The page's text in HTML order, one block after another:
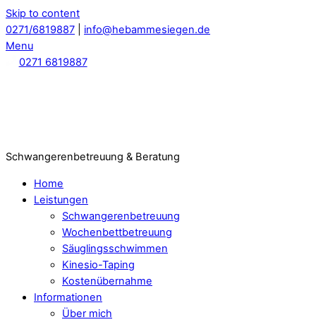
Skip to content
0271/6819887
info@hebammesiegen.de
Menu
0271 6819887
Schwangerenbetreuung & Beratung
Home
Leistungen
Schwangerenbetreuung
Wochenbettbetreuung
Säuglingsschwimmen
Kinesio-Taping
Kostenübernahme
Informationen
Über mich